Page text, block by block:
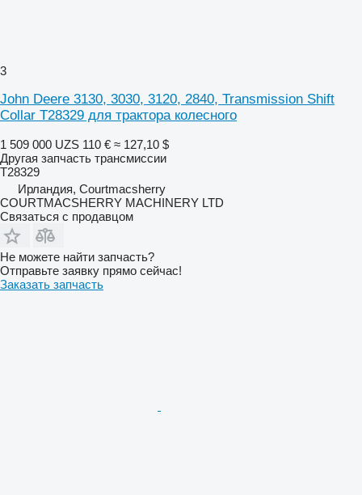
3
John Deere 3130, 3030, 3120, 2840, Transmission Shift
Collar T28329 для трактора колесного
1 509 000 UZS 110 € ≈ 127,10 $
Другая запчасть трансмиссии
T28329
Ирландия, Courtmacsherry
COURTMACSHERRY MACHINERY LTD
Связаться с продавцом
Не можете найти запчасть?
Отправьте заявку прямо сейчас!
Заказать запчасть